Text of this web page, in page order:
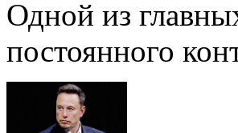
Одной из
постоянного